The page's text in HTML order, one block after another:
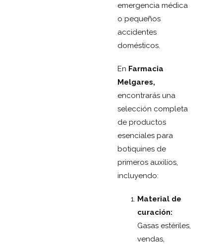
emergencia médica
o pequeños
accidentes
domésticos.
En Farmacia
Melgares,
encontrarás una
selección completa
de productos
esenciales para
botiquines de
primeros auxilios,
incluyendo:
Material de
curación:
Gasas estériles,
vendas,